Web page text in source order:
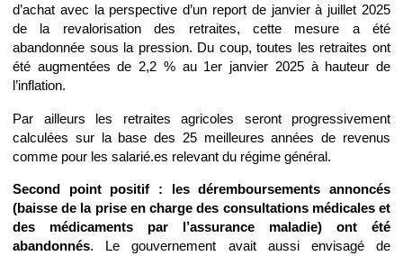
d’achat avec la perspective d’un report de janvier à juillet 2025
de la revalorisation des retraites, cette mesure a été
abandonnée sous la pression. Du coup, toutes les retraites ont
été augmentées de 2,2 % au 1er janvier 2025 à hauteur de
l’inflation.
Par ailleurs les retraites agricoles seront progressivement
calculées sur la base des 25 meilleures années de revenus
comme pour les salarié.es relevant du régime général.
Second point positif : les déremboursements annoncés
(baisse de la prise en charge des consultations médicales et
des médicaments par l’assurance maladie) ont été
abandonnés. Le gouvernement avait aussi envisagé de